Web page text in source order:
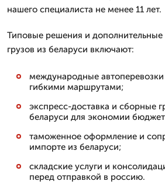
нашего специалиста не менее 11 лет.
Типовые решения и дополнительные
грузов из беларуси включают:
международные автоперевозки
гибкими маршрутами;
экспресс-доставка и сборные
беларуси для экономии
таможенное оформление и
импорте из беларуси;
складские услуги и
перед отправкой в россию.